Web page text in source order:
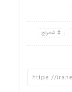
شطرنج